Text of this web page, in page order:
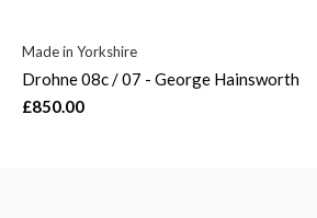
Made in Yorkshire
Drohne 08c / 07 - George Hainsworth
£850.00